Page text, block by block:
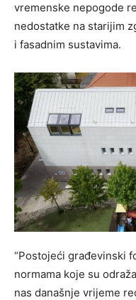
vremenske nepogode
nedostatke na starijim
i fasadnim sustavima.
“Postojeći građevinski
normama koje su
nas današnje vrijeme